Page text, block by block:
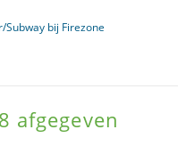
Subway bij Firezone
afgegeven